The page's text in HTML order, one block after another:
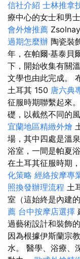
信社介紹 士林推拿
療中心的女士和男
會外燴推薦 Zsolnay
過期怎麼辦 陶瓷裝
年，在帕爾·基泰貝
下，開始收集有關
文學也由此完成。
土耳其 150 唐六典
征服時期聯繫起來。
礎，以截然不同的
宜蘭地區精緻外燴
場，其中四處是溫
浴室，一間是帕夏
在土耳其征服時期
化策略 經絡按摩專
照換發辦理流程 土
室（這始終是內建
薦 台中按摩店選擇
過藝術設計和裝飾
因為根據伊斯蘭宗
水。 醫學、浴療、